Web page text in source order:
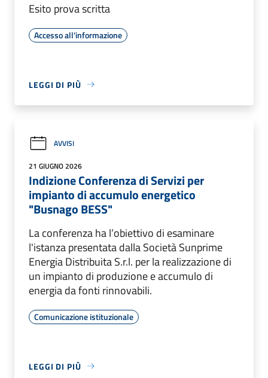
Esito prova scritta
Accesso all'informazione
LEGGI DI PIÙ
AVVISI
21 GIUGNO 2026
Indizione Conferenza di Servizi per
impianto di accumulo energetico
"Busnago BESS"
La conferenza ha l’obiettivo di esaminare
l'istanza presentata dalla Società Sunprime
Energia Distribuita S.r.l. per la realizzazione di
un impianto di produzione e accumulo di
energia da fonti rinnovabili.
Comunicazione istituzionale
LEGGI DI PIÙ